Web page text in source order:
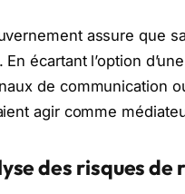
assure que
En écartant l’option
de communication
agir comme
des risques de